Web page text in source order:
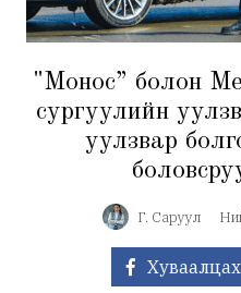
"Монос” болон
сургуулийн
уулзвар
Г. Саруул
Хуваалцах